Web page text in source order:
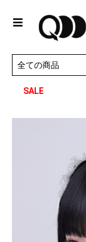
SALE